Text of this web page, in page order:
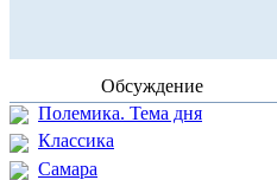
Обсуждение
Полемика. Тема дня
Классика
Самара